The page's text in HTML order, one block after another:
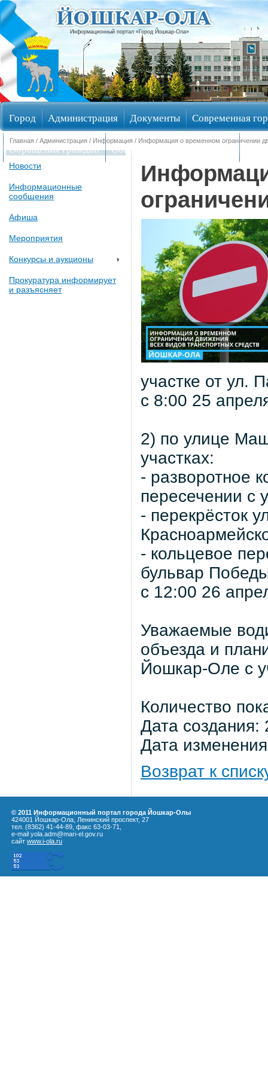
Информационный портал «Город Йошкар-Ола»
Город Администрация Документы Современная
Обращения граждан Общественные обсуждения
Главная / Администрация / Информация / Информация о временном ограничении
Новости
Информационные
сообщения
Афиша
Мероприятия
Конкурсы и аукционы
Прокуратура информирует
и разъясняет
участке от ул.
с 8:00 25
2) по улице
участках:
- разворотное
пересечении с
- перекрёсток
- кольцевое
бульвар
с 12:00 26
Уважаемые
объезда и
Йошкар-Оле с
Количество
Дата
Дата
Возврат к
© 2011 Информационный портал города Йошкар-Олы
424001 Йошкар-Ола, Ленинский проспект, 27
тел. (8362) 41-44-89, факс 63-03-71,
e-mail yola.adm@mari-el.gov.ru
сайт www.i-ola.ru